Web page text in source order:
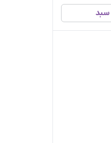
سبد